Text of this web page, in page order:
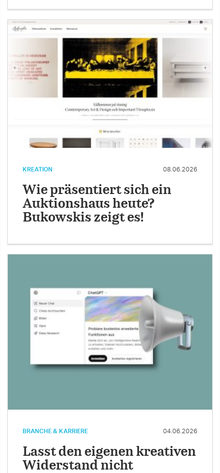
KREATION 08.06.2026
Wie präsentiert sich ein
Auktionshaus heute?
Bukowskis zeigt es!
BRANCHE & KARRIERE 04.06.2026
Lasst den eigenen kreativen
Widerstand nicht